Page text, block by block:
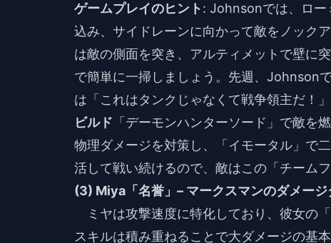
ゲームプレイのヒント: Johnsonでは、ロー
込み、サイドレーンに向かって敵をノック
は敵の側面を突き、アルティメットで壁に
で簡単に一掃しましょう。先週、Johnson
は「これはタンクじゃなくて戦争領主だ！」
ビルド 「デーモンハンターソード」で敵を
物理ダメージを対策し、「イモータル」で
活して戦い続けるので、敵はこの「チーム
(3) Miya「名誉」– マークスマンのダメージ
ミヤは攻撃速度に特化しており、彼女の
スキルは積み重ねることで大ダメージの基